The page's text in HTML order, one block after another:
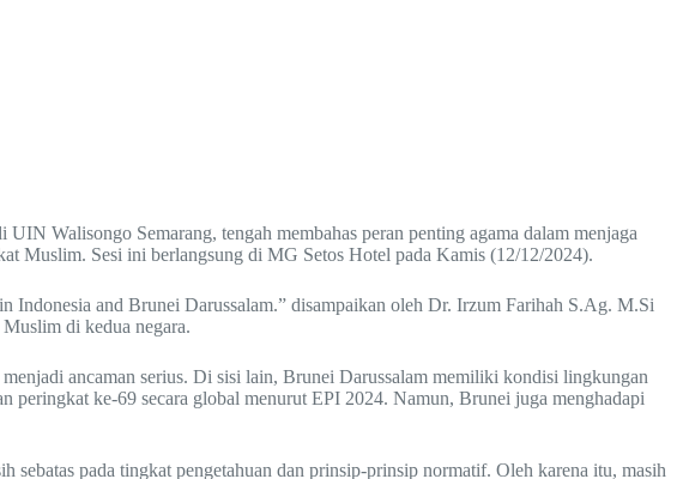
Walisongo Semarang, tengah membahas peran penting agama dalam menjaga
Muslim. Sesi ini berlangsung di MG Setos Hotel pada Kamis (12/12/2024).
and Brunei Darussalam.” disampaikan oleh Dr. Irzum Farihah S.Ag. M.Si
di kedua negara.
ancaman serius. Di sisi lain, Brunei Darussalam memiliki kondisi lingkungan
ke-69 secara global menurut EPI 2024. Namun, Brunei juga menghadapi
sebatas pada tingkat pengetahuan dan prinsip-prinsip normatif. Oleh karena itu, masih